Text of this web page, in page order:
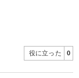
役に立った 0